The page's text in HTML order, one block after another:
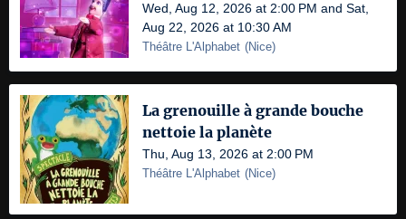
Wed, Aug 12, 2026 at 2:00 PM and Sat,
Aug 22, 2026 at 10:30 AM
Théâtre L'Alphabet (Nice)
La grenouille à grande bouche
nettoie la planète
Thu, Aug 13, 2026 at 2:00 PM
Théâtre L'Alphabet (Nice)